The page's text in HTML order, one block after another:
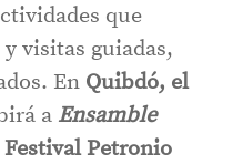
que
visitas guiadas,
En Quibdó, el
a Ensamble
Festival Petronio